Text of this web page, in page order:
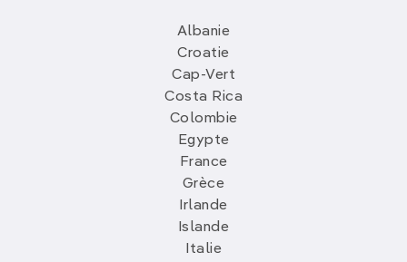
Albanie
Croatie
Cap-Vert
Costa Rica
Colombie
Egypte
France
Grèce
Irlande
Islande
Italie